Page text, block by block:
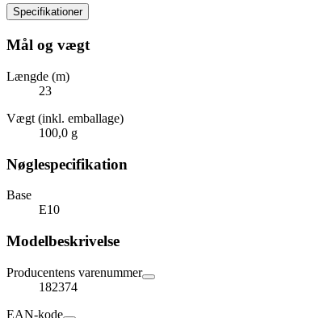
Specifikationer
Mål og vægt
Længde (m)
23
Vægt (inkl. emballage)
100,0 g
Nøglespecifikation
Base
E10
Modelbeskrivelse
Producentens varenummer
182374
EAN-kode